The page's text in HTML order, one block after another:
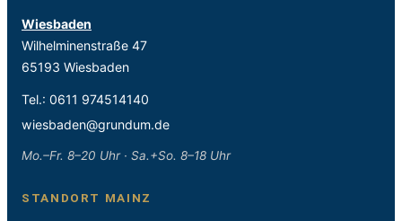
Wiesbaden
Wilhelminenstraße 47
65193 Wiesbaden
Tel.: 0611 974514140
wiesbaden@grundum.de
Mo.–Fr. 8–20 Uhr · Sa.+So. 8–18 Uhr
STANDORT MAINZ